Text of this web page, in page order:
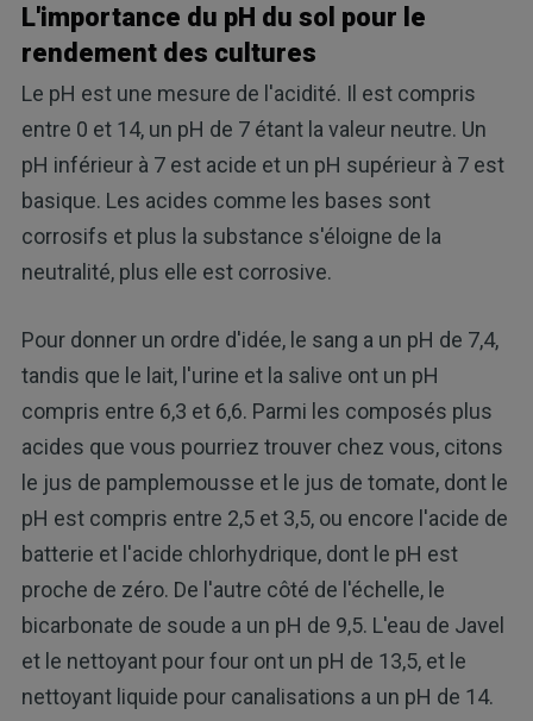
L'importance du pH du sol pour le
rendement des cultures
Le pH est une mesure de l'acidité. Il est compris
entre 0 et 14, un pH de 7 étant la valeur neutre. Un
pH inférieur à 7 est acide et un pH supérieur à 7 est
basique. Les acides comme les bases sont
corrosifs et plus la substance s'éloigne de la
neutralité, plus elle est corrosive.
Pour donner un ordre d'idée, le sang a un pH de 7,4,
tandis que le lait, l'urine et la salive ont un pH
compris entre 6,3 et 6,6. Parmi les composés plus
acides que vous pourriez trouver chez vous, citons
le jus de pamplemousse et le jus de tomate, dont le
pH est compris entre 2,5 et 3,5, ou encore l'acide de
batterie et l'acide chlorhydrique, dont le pH est
proche de zéro. De l'autre côté de l'échelle, le
bicarbonate de soude a un pH de 9,5. L'eau de Javel
et le nettoyant pour four ont un pH de 13,5, et le
nettoyant liquide pour canalisations a un pH de 14.